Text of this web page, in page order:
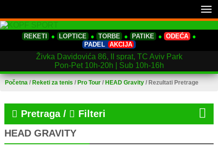
REKETI ● LOPTICE ● TORBE ● PATIKE ● ODEĆA ●
PADEL AKCIJA
Živka Davidovića 86, II sprat, TC Aviv Park
Pon-Pet 10h-20h | Sub 10h-16h
Početna / Reketi za tenis / Pro Tour / HEAD Gravity / Rezultati Pretrage
Pretraga /
Filteri
HEAD GRAVITY